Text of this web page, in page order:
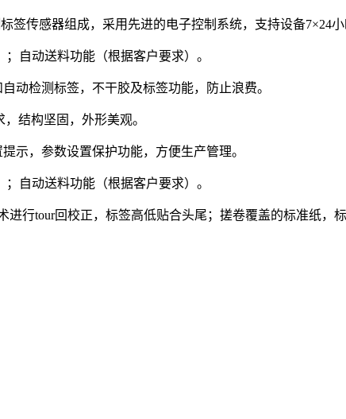
传感器组成，采用先进的电子控制系统，支持设备7×24小
自动送料功能（根据客户要求）。
动检测标签，不干胶及标签功能，防止浪费。
结构坚固，外形美观。
示，参数设置保护功能，方便生产管理。
自动送料功能（根据客户要求）。
行tour回校正，标签高低贴合头尾；搓卷覆盖的标准纸，标